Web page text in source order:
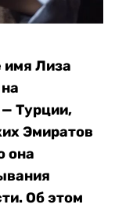
имя Лиза
Турции,
Эмиратов
она
Об этом